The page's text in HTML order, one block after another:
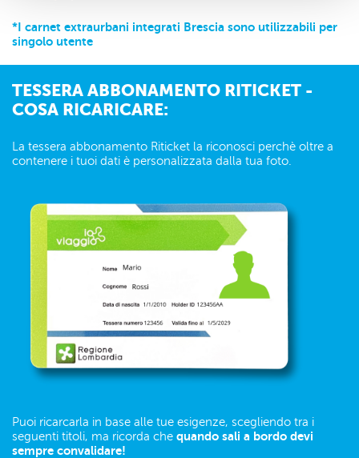
*I carnet extraurbani integrati Brescia sono utilizzabili per
singolo utente
TESSERA ABBONAMENTO RITICKET -
COSA RICARICARE:
La tessera abbonamento Riticket la riconosci perchè oltre a
contenere i tuoi dati è personalizzata dalla tua foto.
Puoi ricarcarla in base alle tue esigenze, scegliendo tra i
seguenti titoli, ma ricorda che quando sali a bordo devi
sempre convalidare!